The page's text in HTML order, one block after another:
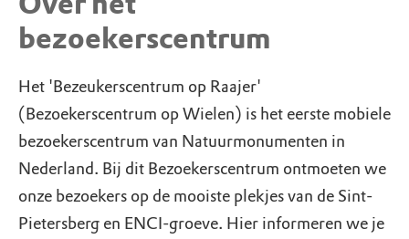
bezoekerscentrum
Het 'Bezeukerscentrum op Raajer'
(Bezoekerscentrum op Wielen) is het eerste mobiele
bezoekerscentrum van Natuurmonumenten in
Nederland. Bij dit Bezoekerscentrum ontmoeten we
onze bezoekers op de mooiste plekjes van de Sint-
Pietersberg en ENCI-groeve. Hier informeren we je